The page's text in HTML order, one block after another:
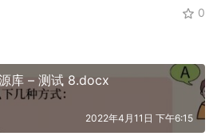
0
库 – 测试 8.docx
2022年4月11日 下午6:15